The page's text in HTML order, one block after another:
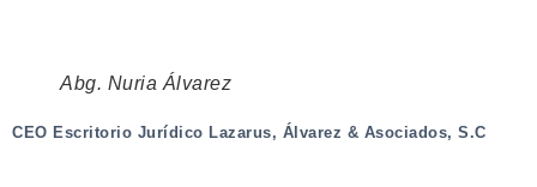
Abg. Nuria Álvarez
CEO Escritorio Jurídico Lazarus, Álvarez & Asociados, S.C